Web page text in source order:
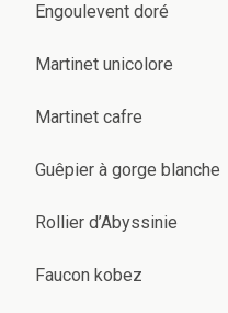
Engoulevent doré
Martinet unicolore
Martinet cafre
Guêpier à gorge blanche
Rollier d’Abyssinie
Faucon kobez